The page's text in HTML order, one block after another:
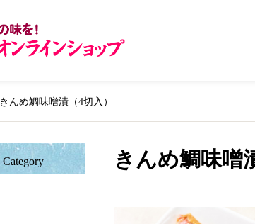
きんめ鯛味噌漬（4切入）
きんめ鯛味噌
Category